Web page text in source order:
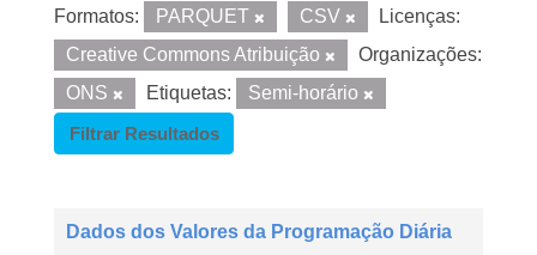
Formatos: PARQUET CSV
Licenças:
Creative Commons Atribuição
Organizações:
ONS
Etiquetas:
Semi-horário
Filtrar Resultados
Dados dos Valores da Programação Diária